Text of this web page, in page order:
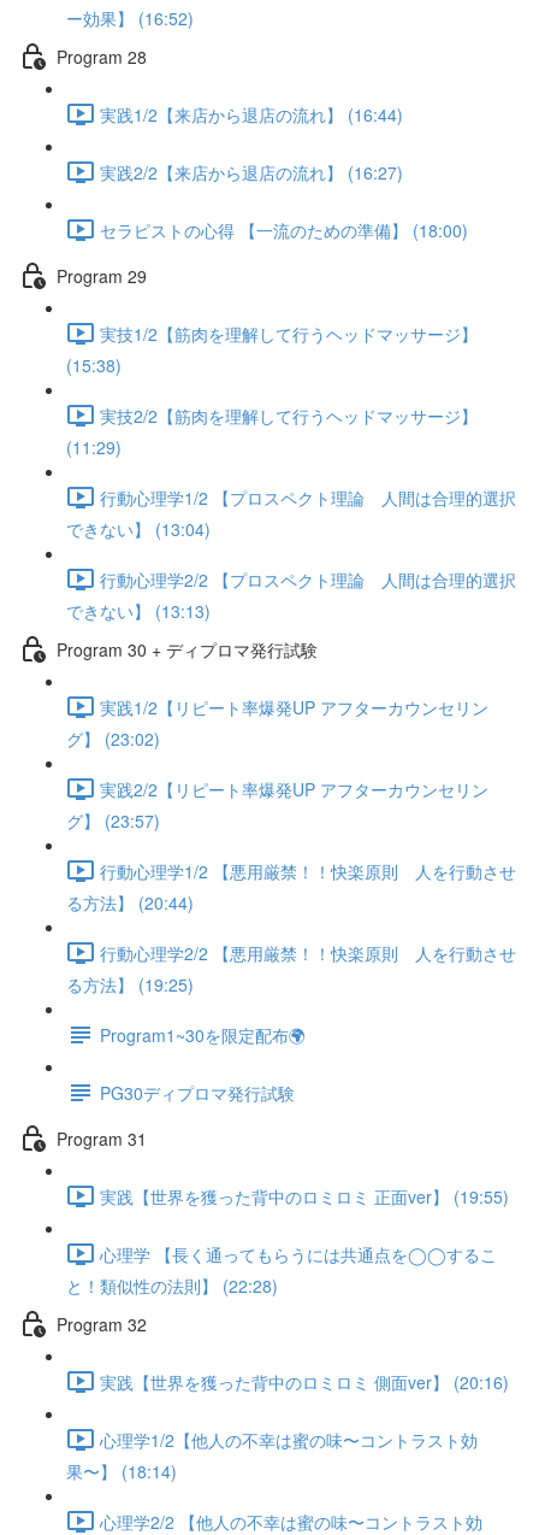
ー効果】 (16:52)
Program 28
実践1/2【来店から退店の流れ】 (16:44)
実践2/2【来店から退店の流れ】 (16:27)
セラピストの心得 【一流のための準備】 (18:00)
Program 29
実技1/2【筋肉を理解して行うヘッドマッサージ】
(15:38)
実技2/2【筋肉を理解して行うヘッドマッサージ】
(11:29)
行動心理学1/2 【プロスペクト理論 人間は合理的選択
できない】 (13:04)
行動心理学2/2 【プロスペクト理論 人間は合理的選択
できない】 (13:13)
Program 30 + ディプロマ発行試験
実践1/2【リピート率爆発UP アフターカウンセリン
グ】 (23:02)
実践2/2【リピート率爆発UP アフターカウンセリン
グ】 (23:57)
行動心理学1/2 【悪用厳禁！！快楽原則 人を行動させ
る方法】 (20:44)
行動心理学2/2 【悪用厳禁！！快楽原則 人を行動させ
る方法】 (19:25)
Program1~30を限定配布🌍
PG30ディプロマ発行試験
Program 31
実践【世界を獲った背中のロミロミ 正面ver】 (19:55)
心理学 【長く通ってもらうには共通点を◯◯するこ
と！類似性の法則】 (22:28)
Program 32
実践【世界を獲った背中のロミロミ 側面ver】 (20:16)
心理学1/2【他人の不幸は蜜の味〜コントラスト効
果〜】 (18:14)
心理学2/2 【他人の不幸は蜜の味〜コントラスト効